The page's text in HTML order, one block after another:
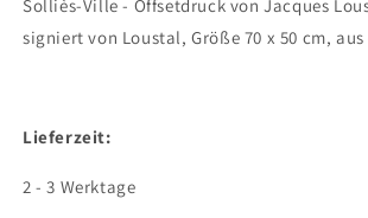
Solliès-Ville - Offsetdruck von Jacques
signiert von Loustal, Größe 70 x 50 cm,
Lieferzeit:
2 - 3 Werktage